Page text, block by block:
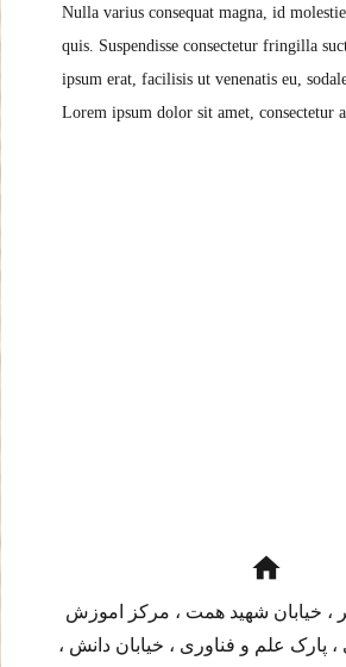
Nulla varius consequat magna, id
quis. Suspendisse consectetur fringilla
ipsum erat, facilisis ut venenatis eu,
Lorem ipsum dolor sit amet, consectetur
home
، خیابان شهید همت ، مرکز اموزش
پارک علم و فناوری ، خیابان دانش ،